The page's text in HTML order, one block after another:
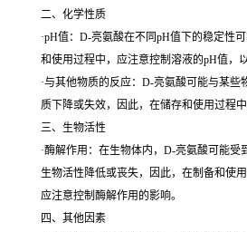
二、化学性质
·pH值：D-亮氨酸在不同pH值下的稳定性
和使用过程中，应注意控制溶液的pH值，
·与其他物质的反应：D-亮氨酸可能与某些
质下降或失效，因此，在储存和使用过程
三、生物活性
·酶解作用：在生物体内，D-亮氨酸可能受
生物活性降低或丧失，因此，在制备和使
应注意控制酶解作用的影响。
四、其他因素